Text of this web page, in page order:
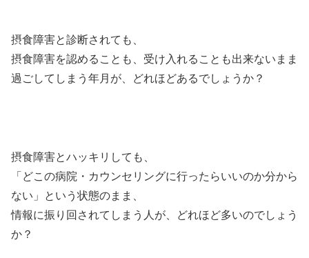
摂食障害と診断されても、
摂食障害を認めることも、受け入れることも出来ないまま
過ごしてしまう年月が、どれほどあるでしょうか？
摂食障害とハッキリしても、
「どこの病院・カウンセリングに行ったらいいのか分から
ない」という状態のまま、
情報に振り回されてしまう人が、どれほど多いのでしょう
か？